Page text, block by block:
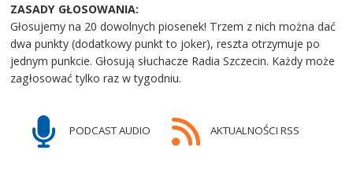
ZASADY GŁOSOWANIA:
Głosujemy na 20 dowolnych piosenek! Trzem z nich można dać
dwa punkty (dodatkowy punkt to joker), reszta otrzymuje po
jednym punkcie. Głosują słuchacze Radia Szczecin. Każdy może
zagłosować tylko raz w tygodniu.
PODCAST AUDIO AKTUALNOŚCI RSS